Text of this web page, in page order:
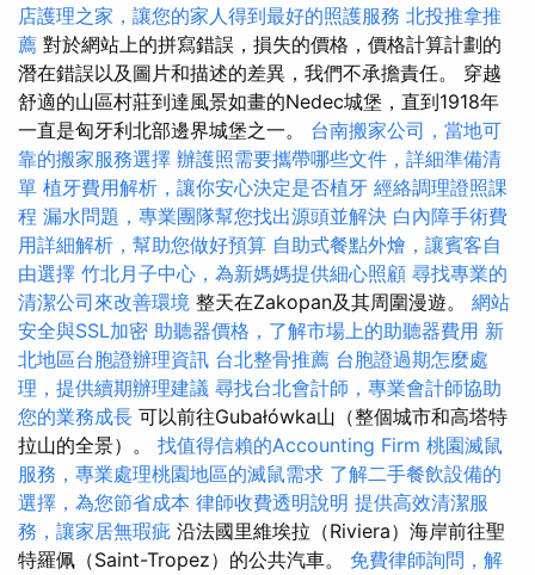
店護理之家，讓您的家人得到最好的照護服務 北投推拿推
薦 對於網站上的拼寫錯誤，損失的價格，價格計算計劃的
潛在錯誤以及圖片和描述的差異，我們不承擔責任。 穿越
舒適的山區村莊到達風景如畫的Nedec城堡，直到1918年
一直是匈牙利北部邊界城堡之一。 台南搬家公司，當地可
靠的搬家服務選擇 辦護照需要攜帶哪些文件，詳細準備清
單 植牙費用解析，讓你安心決定是否植牙 經絡調理證照課
程 漏水問題，專業團隊幫您找出源頭並解決 白內障手術費
用詳細解析，幫助您做好預算 自助式餐點外燴，讓賓客自
由選擇 竹北月子中心，為新媽媽提供細心照顧 尋找專業的
清潔公司來改善環境 整天在Zakopan及其周圍漫遊。 網站
安全與SSL加密 助聽器價格，了解市場上的助聽器費用 新
北地區台胞證辦理資訊 台北整骨推薦 台胞證過期怎麼處
理，提供續期辦理建議 尋找台北會計師，專業會計師協助
您的業務成長 可以前往Gubałówka山（整個城市和高塔特
拉山的全景）。 找值得信賴的Accounting Firm 桃園滅鼠
服務，專業處理桃園地區的滅鼠需求 了解二手餐飲設備的
選擇，為您節省成本 律師收費透明說明 提供高效清潔服
務，讓家居無瑕疵 沿法國里維埃拉（Riviera）海岸前往聖
特羅佩（Saint-Tropez）的公共汽車。 免費律師詢問，解